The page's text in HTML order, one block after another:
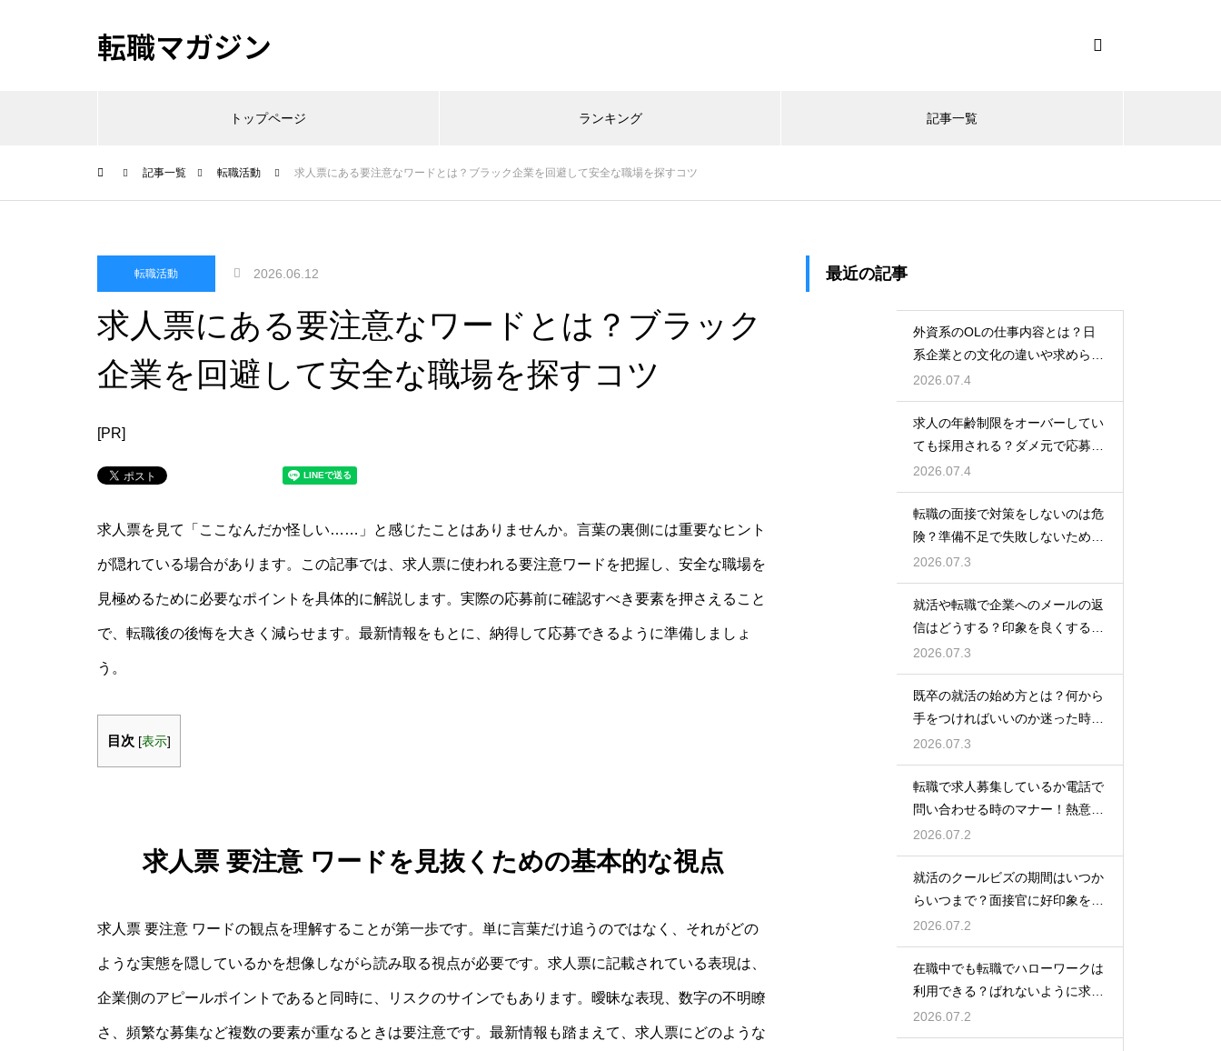
転職マガジン
トップページ ランキング 記事一覧
記事一覧 転職活動 求人票にある要注意なワードとは？ブラック企業を回避して安全な職場を探すコツ
転職活動 2026.06.12
求人票にある要注意なワードとは？ブラック
企業を回避して安全な職場を探すコツ
[PR]
求人票を見て「ここなんだか怪しい……」と感じたことはありませんか。言葉の裏側には重要なヒント
が隠れている場合があります。この記事では、求人票に使われる要注意ワードを把握し、安全な職場を
見極めるために必要なポイントを具体的に解説します。実際の応募前に確認すべき要素を押さえること
で、転職後の後悔を大きく減らせます。最新情報をもとに、納得して応募できるように準備しましょ
う。
目次 [表示]
求人票 要注意 ワードを見抜くための基本的な視点
求人票 要注意 ワードの観点を理解することが第一歩です。単に言葉だけ追うのではなく、それがどの
ような実態を隠しているかを想像しながら読み取る視点が必要です。求人票に記載されている表現は、
企業側のアピールポイントであると同時に、リスクのサインでもあります。曖昧な表現、数字の不明瞭
さ、頻繁な募集など複数の要素が重なるときは要注意です。最新情報も踏まえて、求人票にどのような
最近の記事
外資系のOLの仕事内容とは？日
系企業との文化の違いや求められ
る英語力とスキル
2026.07.4
求人の年齢制限をオーバーしてい
ても採用される？ダメ元で応募し
て内定を勝ち取る
2026.07.4
転職の面接で対策をしないのは危
険？準備不足で失敗しないための
最低限の心構え
2026.07.3
就活や転職で企業へのメールの返
信はどうする？印象を良くする正
しいマナーと例文
2026.07.3
既卒の就活の始め方とは？何から
手をつければいいのか迷った時に
やるべきステップ
2026.07.3
転職で求人募集しているか電話で
問い合わせる時のマナー！熱意を
伝えるトーク例
2026.07.2
就活のクールビズの期間はいつか
らいつまで？面接官に好印象を与
える正しい服装
2026.07.2
在職中でも転職でハローワークは
利用できる？ばれないように求人
を探すコツ
2026.07.2